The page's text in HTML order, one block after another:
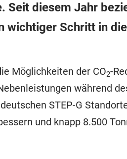
diesem Jahr
wichtiger Schritt in
Möglichkeiten der CO2-
während
STEP-G
und knapp 8.500